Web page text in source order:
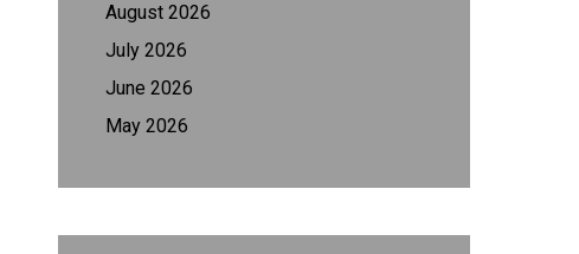
August 2026
July 2026
June 2026
May 2026